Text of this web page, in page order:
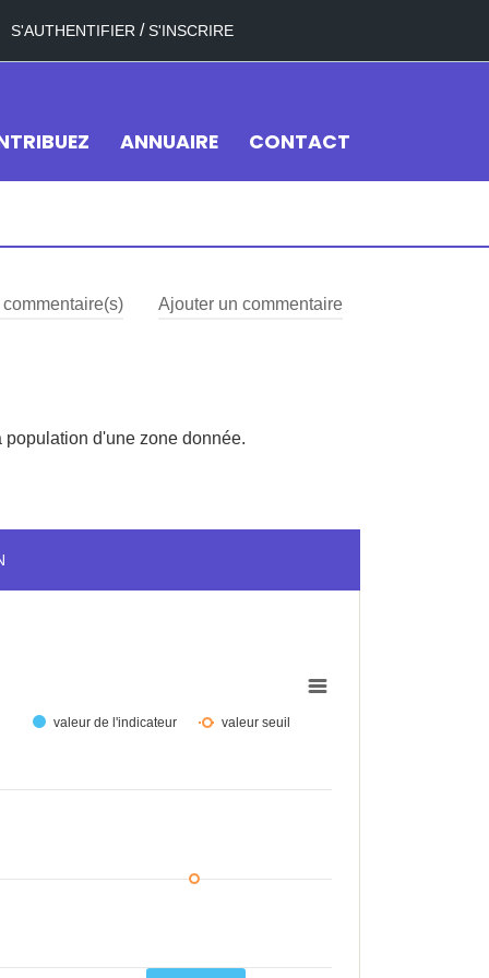
S'AUTHENTIFIER /S'INSCRIRE
ANNUAIRE CONTACT
commentaire(s) Ajouter un commentaire
d'une zone donnée.
valeur de l'indicateur valeur seuil